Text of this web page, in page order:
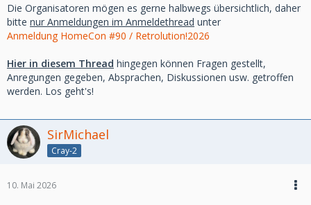
Die Organisatoren mögen es gerne halbwegs übersichtlich, daher
bitte nur Anmeldungen im Anmeldethread unter
Anmeldung HomeCon #90 / Retrolution!2026
Hier in diesem Thread hingegen können Fragen gestellt,
Anregungen gegeben, Absprachen, Diskussionen usw. getroffen
werden. Los geht's!
SirMichael
Cray-2
10. Mai 2026